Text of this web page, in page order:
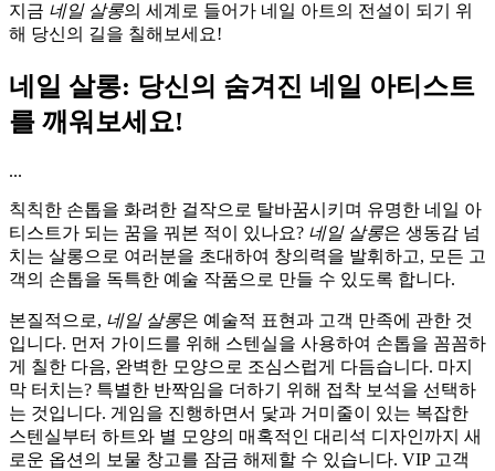
지금 네일 살롱의 세계로 들어가 네일 아트의 전설이 되기 위
해 당신의 길을 칠해보세요!
네일 살롱: 당신의 숨겨진 네일 아티스트
를 깨워보세요!
...
칙칙한 손톱을 화려한 걸작으로 탈바꿈시키며 유명한 네일 아
티스트가 되는 꿈을 꿔본 적이 있나요? 네일 살롱은 생동감 넘
치는 살롱으로 여러분을 초대하여 창의력을 발휘하고, 모든 고
객의 손톱을 독특한 예술 작품으로 만들 수 있도록 합니다.
본질적으로, 네일 살롱은 예술적 표현과 고객 만족에 관한 것
입니다. 먼저 가이드를 위해 스텐실을 사용하여 손톱을 꼼꼼하
게 칠한 다음, 완벽한 모양으로 조심스럽게 다듬습니다. 마지
막 터치는? 특별한 반짝임을 더하기 위해 접착 보석을 선택하
는 것입니다. 게임을 진행하면서 닻과 거미줄이 있는 복잡한
스텐실부터 하트와 별 모양의 매혹적인 대리석 디자인까지 새
로운 옵션의 보물 창고를 잠금 해제할 수 있습니다. VIP 고객